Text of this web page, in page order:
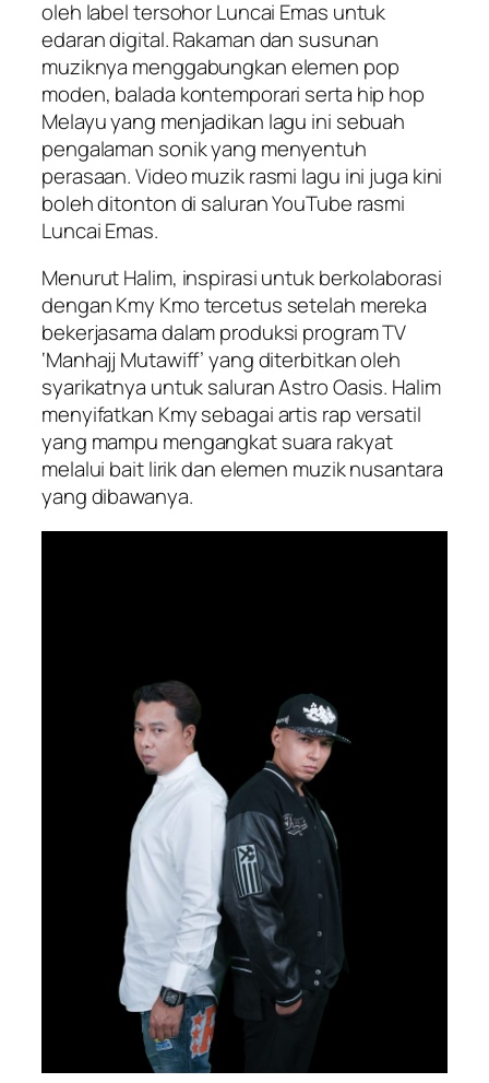
oleh label tersohor Luncai Emas untuk
edaran digital. Rakaman dan susunan
muziknya menggabungkan elemen pop
moden, balada kontemporari serta hip hop
Melayu yang menjadikan lagu ini sebuah
pengalaman sonik yang menyentuh
perasaan. Video muzik rasmi lagu ini juga kini
boleh ditonton di saluran YouTube rasmi
Luncai Emas.
Menurut Halim, inspirasi untuk berkolaborasi
dengan Kmy Kmo tercetus setelah mereka
bekerjasama dalam produksi program TV
‘Manhajj Mutawiff’ yang diterbitkan oleh
syarikatnya untuk saluran Astro Oasis. Halim
menyifatkan Kmy sebagai artis rap versatil
yang mampu mengangkat suara rakyat
melalui bait lirik dan elemen muzik nusantara
yang dibawanya.